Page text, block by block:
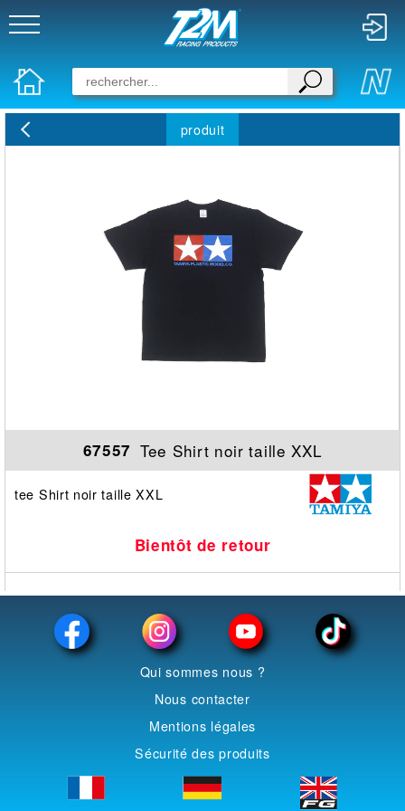
produit
67557 Tee Shirt noir taille XXL
tee Shirt noir taille XXL
Bientôt de retour
Qui sommes nous ?
Nous contacter
Mentions légales
Sécurité des produits